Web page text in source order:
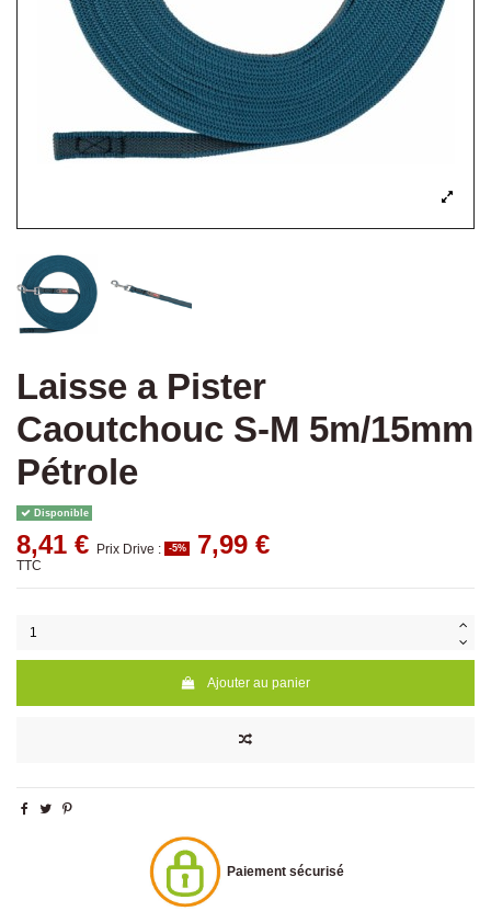
Laisse a Pister
Caoutchouc S-M 5m/15mm
Pétrole
Disponible
8,41 € Prix Drive : -5% 7,99 €
TTC
Ajouter au panier
Paiement sécurisé